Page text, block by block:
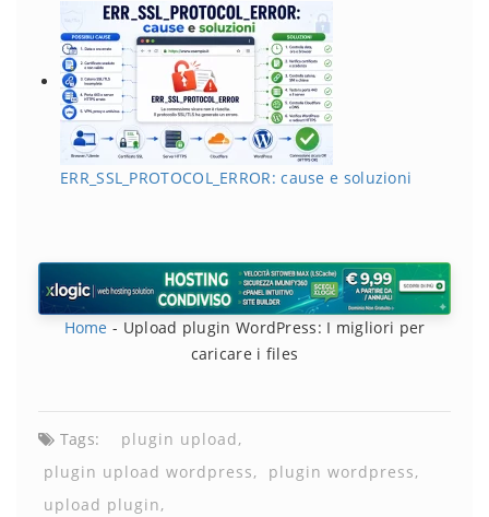
ERR_SSL_PROTOCOL_ERROR: cause e soluzioni
Home - Upload plugin WordPress: I migliori per
caricare i files
Tags:
plugin upload
plugin upload wordpress
plugin wordpress
upload plugin